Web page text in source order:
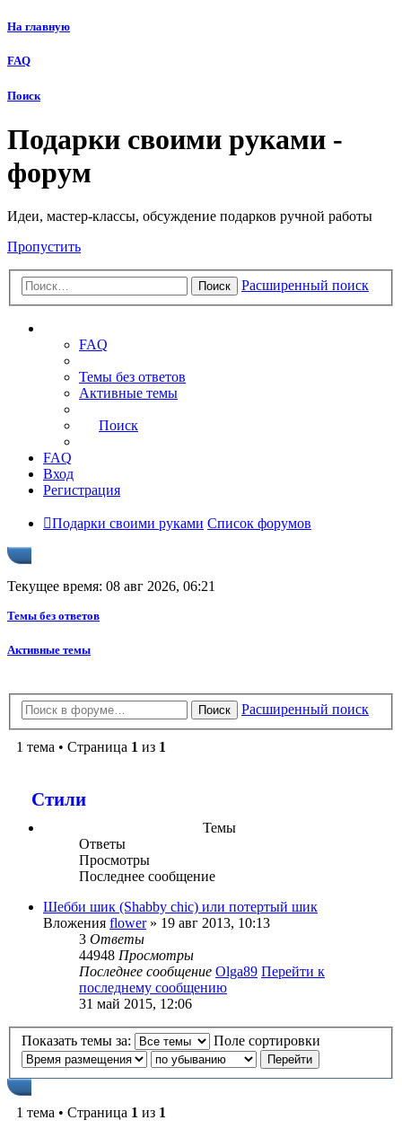
На главную
FAQ
Поиск
Подарки своими руками -
форум
Идеи, мастер-классы, обсуждение подарков ручной работы
Пропустить
Поиск Расширенный поиск
FAQ
Темы без ответов
Активные темы
Поиск
FAQ
Вход
Регистрация
Подарки своими руками Список форумов
Текущее время: 08 авг 2026, 06:21
Темы без ответов
Активные темы
Поиск Расширенный поиск
1 тема • Страница 1 из 1
Стили
Темы
Ответы
Просмотры
Последнее сообщение
Шебби шик (Shabby chic) или потертый шик
Вложения flower» 19 авг 2013, 10:13
3 Ответы
44948 Просмотры
Последнее сообщение Olga89 Перейти к
последнему сообщению
31 май 2015, 12:06
Показать темы за: Поле сортировки
1 тема • Страница 1 из 1